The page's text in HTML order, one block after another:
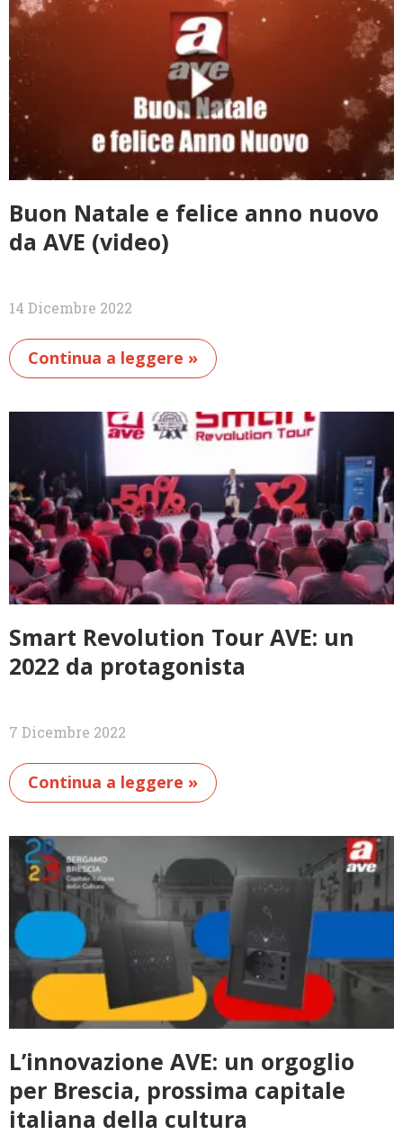
Buon Natale e felice anno nuovo
da AVE (video)
14 Dicembre 2022
Continua a leggere »
Smart Revolution Tour AVE: un
2022 da protagonista
7 Dicembre 2022
Continua a leggere »
L’innovazione AVE: un orgoglio
per Brescia, prossima capitale
italiana della cultura